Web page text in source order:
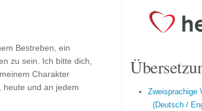
Bestreben, ein
zu sein. Ich bitte dich,
Charakter
heute und an jedem
Zweisprachige
(Deutsch /